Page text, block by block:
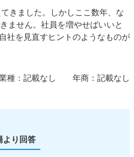
きました。しかしここ数年、な
ません。社員を増やせばいいと
社を見直すヒントのようなものが
種： 記載なし 年商： 記載なし
より回答